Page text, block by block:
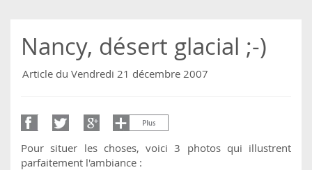
Nancy, désert glacial ;-)
Article du Vendredi 21 décembre 2007
Pour situer les choses, voici 3 photos qui illustrent
parfaitement l'ambiance :